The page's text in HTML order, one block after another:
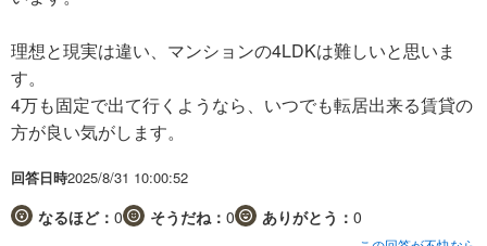
理想と現実は違い、マンションの4LDKは難しいと思いま
す。
4万も固定で出て行くようなら、いつでも転居出来る賃貸の
方が良い気がします。
回答日時2025/8/31 10:00:52
なるほど： 0 そうだね： 0 ありがとう： 0